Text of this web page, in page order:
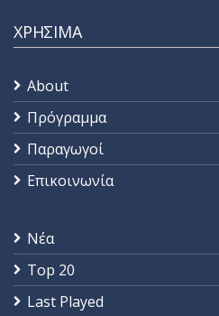
ΧΡΗΣΙΜΑ
About
Πρόγραμμα
Παραγωγοί
Επικοινωνία
Νέα
Top 20
Last Played